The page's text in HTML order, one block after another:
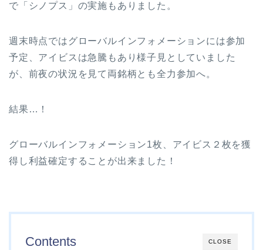
で「シノプス」の実施もありました。
週末時点ではグローバルインフォメーションには参加
予定、アイビスは急騰もあり様子見としていました
が、前夜の状況を見て両銘柄とも全力参加へ。
結果…！
グローバルインフォメーション1枚、アイビス２枚を獲
得し利益確定することが出来ました！
CLOSE
Contents